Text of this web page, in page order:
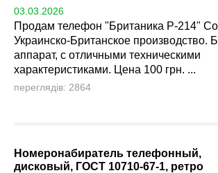
03.03.2026
Продам телефон "Британика Р-214"
Украинско-Британское производство.
аппарат, с отличными техническими
характеристиками. Цена 100 грн. ...
переглядів: 2864
Номеронабиратель телефонный,
дисковый, ГОСТ 10710-67-1, ретро